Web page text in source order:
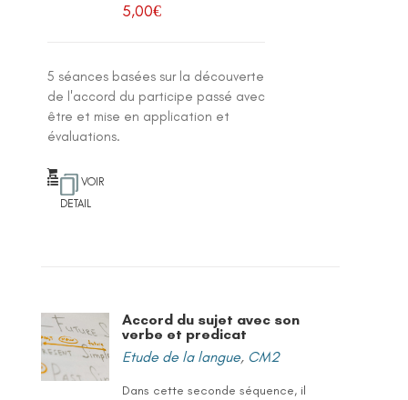
5,00€
5 séances basées sur la découverte
de l'accord du participe passé avec
être et mise en application et
évaluations.
VOIR
DETAIL
Accord du sujet avec son
verbe et predicat
Etude de la langue, CM2
Dans cette seconde séquence, il